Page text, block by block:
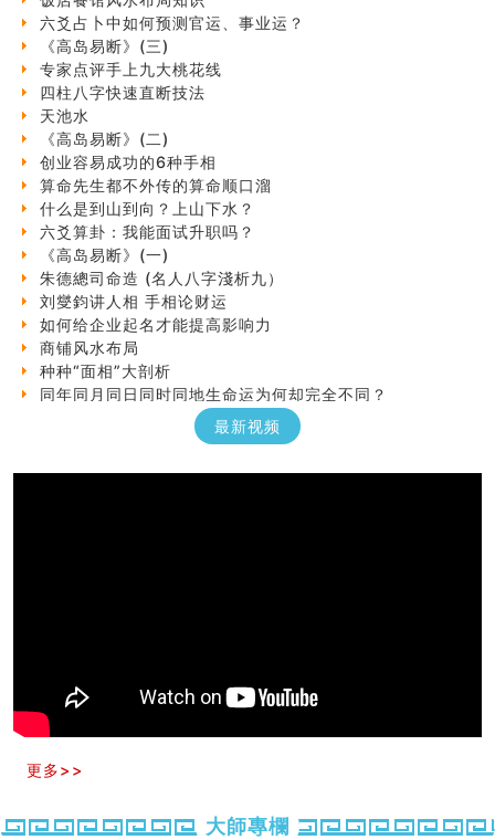
六爻占卜中如何预测官运、事业运？
《高岛易断》(三)
专家点评手上九大桃花线
四柱八字快速直断技法
天池水
《高岛易断》(二)
创业容易成功的6种手相
算命先生都不外传的算命顺口溜
什么是到山到向？上山下水？
六爻算卦：我能面试升职吗？
《高岛易断》(一)
朱德總司命造 (名⼈⼋字淺析九）
刘燮鈞讲人相 手相论财运
如何给企业起名才能提高影响力
商铺风水布局
种种“面相”大剖析
同年同月同日同时同地生命运为何却完全不同？
商舖大門的風水原則 (上)
天要下雨娘要嫁人
四墓库真诠
套房風水怎麼看？ 租屋風水禁忌有哪些？搬家禁忌要注
意！
玄空本义(九)
精选1000个五行属土的字
最新视频
更多>>
大師專欄